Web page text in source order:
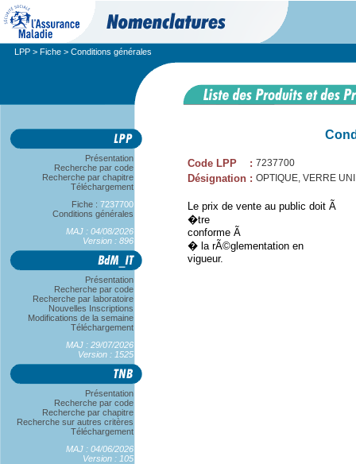
LPP > Fiche > Conditions générales
Présentation
Recherche par code
Recherche par chapitre
Téléchargement
Fiche : 7237700
Conditions générales
MAJ : 04/08/2026
Version : 896
Présentation
Recherche par code
Recherche par laboratoire
Nouvelles Inscriptions
Modifications de la semaine
Téléchargement
MAJ : 29/07/2026
Version : 1525
Présentation
Recherche par code
Recherche par chapitre
Recherche sur autres critères
Téléchargement
MAJ : 04/06/2026
Version : 105
Code LPP : 7237700
Désignation : OPTIQUE, VERRE
Le prix de vente au public doit Ã
�tre
conforme Ã
� la rÃ©glementation en
vigueur.